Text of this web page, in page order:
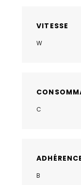
VITESSE
W
C
B